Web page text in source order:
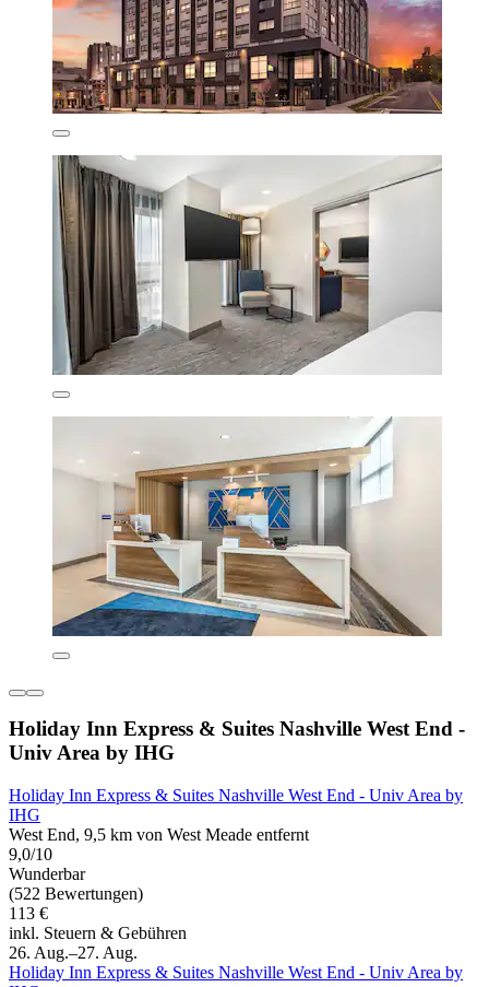
Holiday Inn Express & Suites Nashville West End -
Univ Area by IHG
Holiday Inn Express & Suites Nashville West End - Univ Area by
IHG
West End, 9,5 km von West Meade entfernt
9,0/10
Wunderbar
(522 Bewertungen)
113 €
inkl. Steuern & Gebühren
26. Aug.–27. Aug.
Holiday Inn Express & Suites Nashville West End - Univ Area by